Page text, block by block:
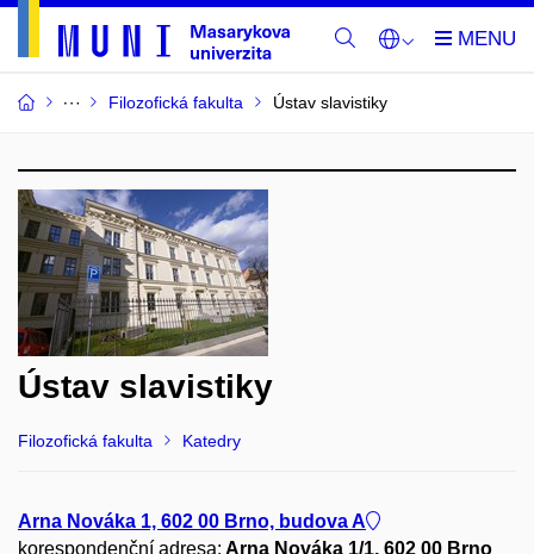
Filozofická fakulta Ústav slavistiky
Ústav slavistiky
Filozofická fakulta Katedry
Arna Nováka 1, 602 00 Brno, budova A
korespondenční adresa: Arna Nováka 1/1, 602 00 Brno